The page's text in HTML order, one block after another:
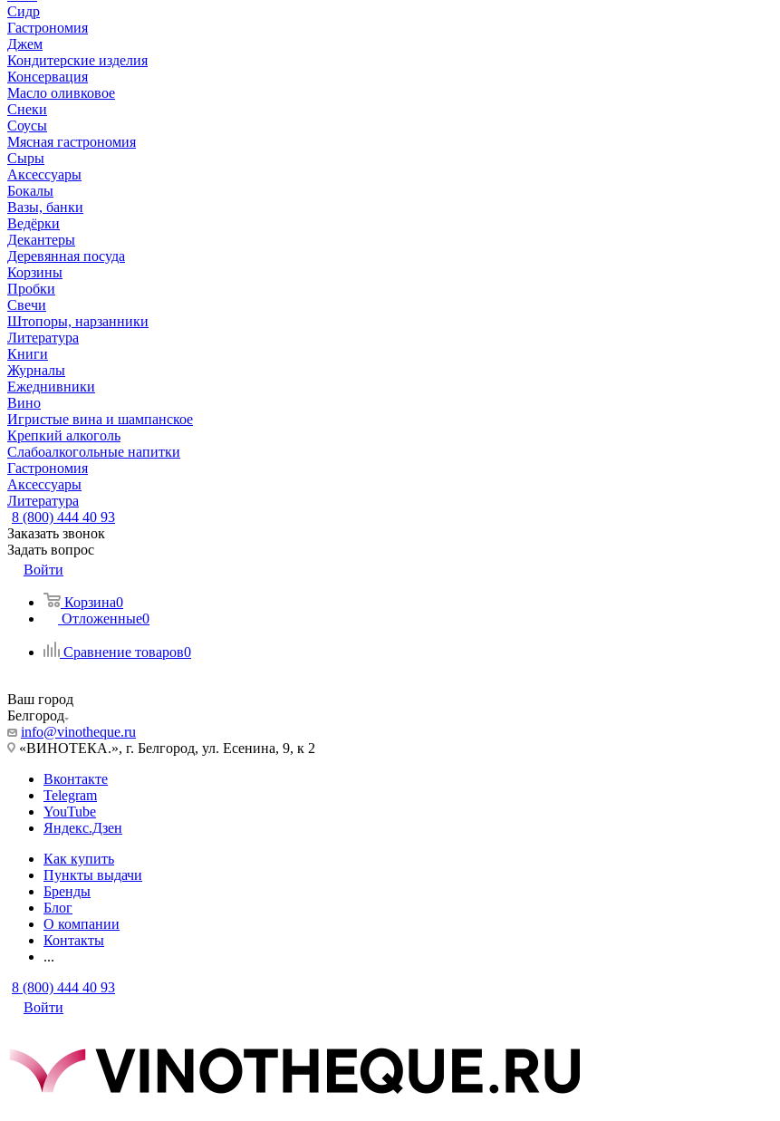
Сидр
Гастрономия
Джем
Кондитерские изделия
Консервация
Масло оливковое
Снеки
Соусы
Мясная гастрономия
Сыры
Аксессуары
Бокалы
Вазы, банки
Ведёрки
Декантеры
Деревянная посуда
Корзины
Пробки
Свечи
Штопоры, нарзанники
Литература
Книги
Журналы
Ежеднивники
Вино
Игристые вина и шампанское
Крепкий алкоголь
Слабоалкогольные напитки
Гастрономия
Аксессуары
Литература
8 (800) 444 40 93
Заказать звонок
Задать вопрос
Войти
Корзина0
Отложенные0
Сравнение товаров0
Ваш город
Белгород
info@vinotheque.ru
«ВИНОТЕКА.», г. Белгород, ул. Есенина, 9, к 2
Вконтакте
Telegram
YouTube
Яндекс.Дзен
Как купить
Пункты выдачи
Бренды
Блог
О компании
Контакты
...
8 (800) 444 40 93
Войти